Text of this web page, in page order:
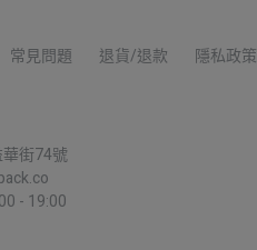
常見問題 退貨/退款 隱私政策
街74號
- 19:00